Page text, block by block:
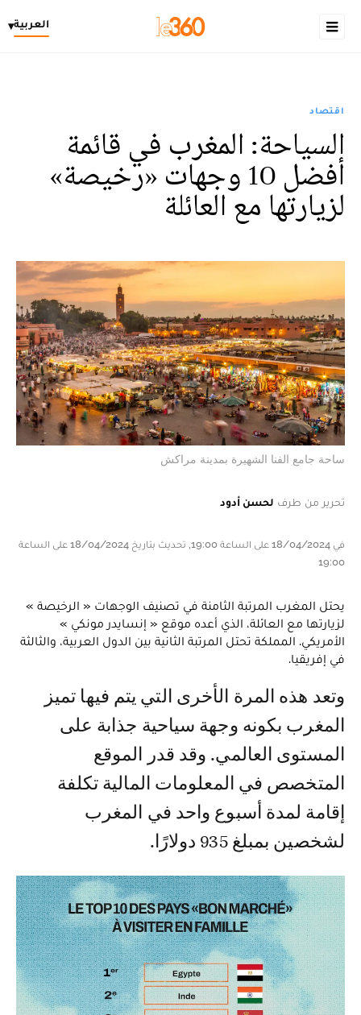
العربية▾
اقتصاد
السياحة: المغرب في قائمة
أفضل 10 وجهات «رخيصة»
لزيارتها مع العائلة
ساحة جامع الفنا الشهيرة بمدينة مراكش
تحرير من طرف لحسن أدود
في 18/04/2024 على الساعة 19:00, تحديث بتاريخ 18/04/2024 على الساعة
19:00
يحتل المغرب المرتبة الثامنة في تصنيف الوجهات « الرخيصة »
لزيارتها مع العائلة، الذي أعده موقع « إنسايدر مونكي »
الأمريكي. المملكة تحتل المرتبة الثانية بين الدول العربية، والثالثة
في إفريقيا.
وتعد هذه المرة الأخرى التي يتم فيها تميز
المغرب بكونه وجهة سياحية جذابة على
المستوى العالمي. وقد قدر الموقع
المتخصص في المعلومات المالية تكلفة
إقامة لمدة أسبوع واحد في المغرب
لشخصين بمبلغ 935 دولارًا.